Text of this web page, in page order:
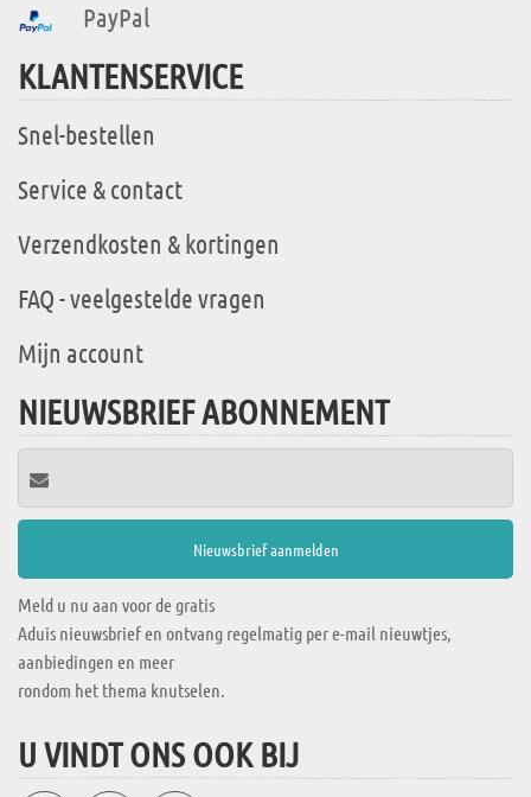
PayPal
KLANTENSERVICE
Snel-bestellen
Service & contact
Verzendkosten & kortingen
FAQ - veelgestelde vragen
Mijn account
NIEUWSBRIEF ABONNEMENT
Meld u nu aan voor de gratis
Aduis nieuwsbrief en ontvang regelmatig per e-mail nieuwtjes,
aanbiedingen en meer
rondom het thema knutselen.
U VINDT ONS OOK BIJ